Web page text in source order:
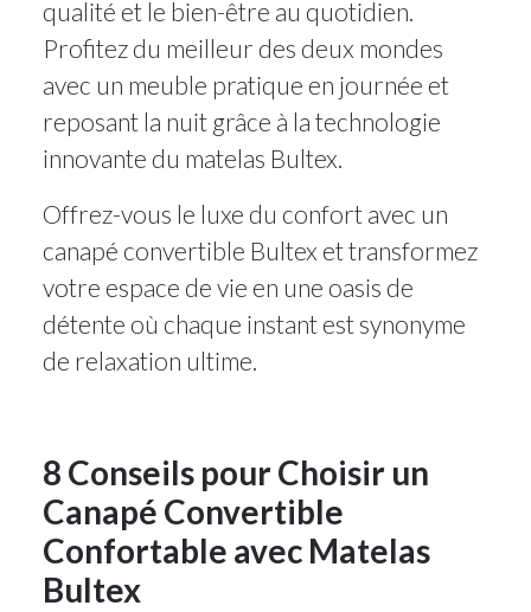
qualité et le bien-être au quotidien.
Profitez du meilleur des deux mondes
avec un meuble pratique en journée et
reposant la nuit grâce à la technologie
innovante du matelas Bultex.
Offrez-vous le luxe du confort avec un
canapé convertible Bultex et transformez
votre espace de vie en une oasis de
détente où chaque instant est synonyme
de relaxation ultime.
8 Conseils pour Choisir un
Canapé Convertible
Confortable avec Matelas
Bultex